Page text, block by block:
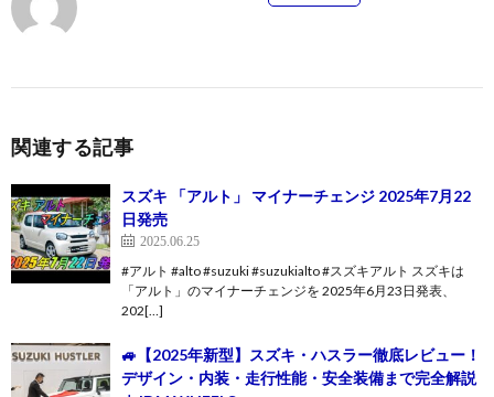
関連する記事
スズキ 「アルト」 マイナーチェンジ 2025年7月22
日発売
2025.06.25
#アルト #alto #suzuki #suzukialto #スズキアルト スズキは
「アルト」のマイナーチェンジを 2025年6月23日発表、
202[…]
🚙【2025年新型】スズキ・ハスラー徹底レビュー！
デザイン・内装・走行性能・安全装備まで完全解説